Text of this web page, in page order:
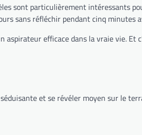
sont particulièrement intéressants
sans réfléchir pendant cinq minutes
efficace dans la vraie vie. Et
et se révéler moyen sur le